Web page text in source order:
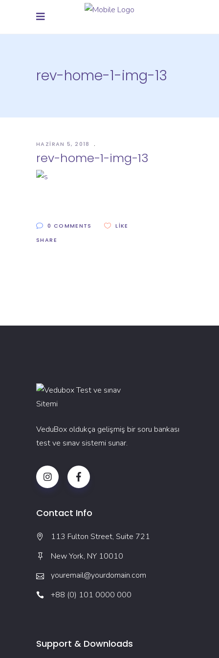
rev-home-1-img-13
HAZIRAN 5, 2018
rev-home-1-img-13
0 COMMENTS
LIKE
SHARE
VeduBox oldukça gelişmiş bir soru bankası
test ve sınav sistemi sunar.
Contact Info
113 Fulton Street, Suite 721
New York, NY 10010
youremail@yourdomain.com
+88 (0) 101 0000 000
Support & Downloads